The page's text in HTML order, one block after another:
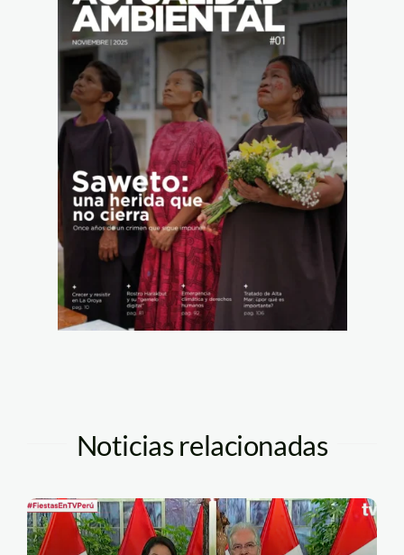
Noticias relacionadas